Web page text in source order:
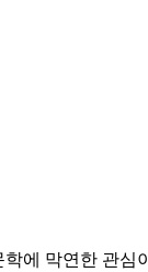
에 막연한 관